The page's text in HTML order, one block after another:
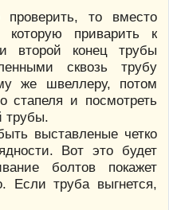
то вместо
которую приварить к
второй конец трубы
сквозь трубу
же швеллеру, потом
стапеля и посмотреть
трубы.
выставленые четко
Вот это будет
болтов покажет
Если труба выгнется,